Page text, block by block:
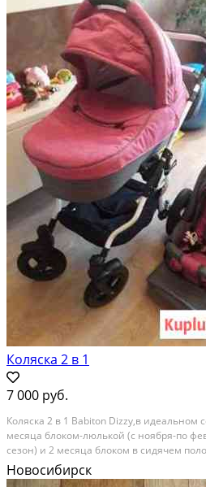
Коляска 2 в 1
7 000 руб.
Коляска 2 в 1 Babiton Dizzy,в идеальном
месяца блоком-люлькой (с ноября-по
сезон) и 2 месяца блоком в сидячем
все комплектующие в наличие, НОВЫЕ не
товары для детей и игрушки.
Новосибирск